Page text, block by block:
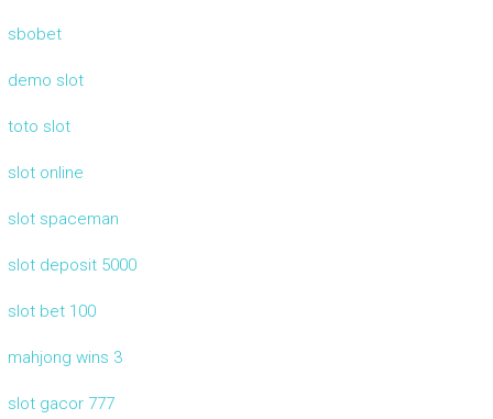
sbobet
demo slot
toto slot
slot online
slot spaceman
slot deposit 5000
slot bet 100
mahjong wins 3
slot gacor 777